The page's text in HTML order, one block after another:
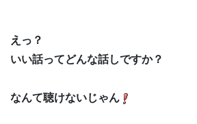
えっ？
いい話ってどんな話しですか？
なんて聴けないじゃん